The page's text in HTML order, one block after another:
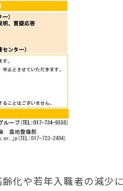
化や若年入職者の減少